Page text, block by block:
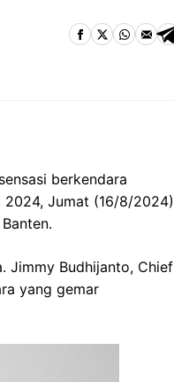
berkendara
2024, Jumat (16/8/2024)
Jimmy Budhijanto, Chief
yang gemar